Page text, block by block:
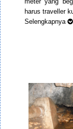
harus traveller
Selengkapnya